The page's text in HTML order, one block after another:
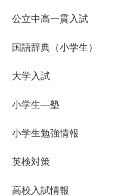
公立中高一貫入試
国語辞典（小学生）
大学入試
小学生―塾
小学生勉強情報
英検対策
高校入試情報